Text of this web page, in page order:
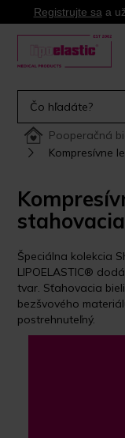
Registrujte sa a
Pooperačná
Kompresívne
Špeciálna kolekcia
LIPOELASTIC®
tvar. Sťahovacia
bezšvového
postrehnuteľný.